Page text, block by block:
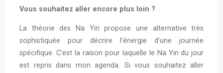
Vous souhaitez aller encore plus loin ?
La théorie des Na Yin propose une alternative très
sophistiquée pour décrire l’énergie d’une journée
spécifique. C’est la raison pour laquelle le Na Yin du jour
est repris dans mon agenda. Si vous souhaitez aller